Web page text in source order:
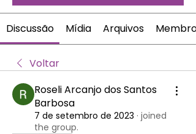
Discussão Mídia Arquivos Membros
Voltar
Roseli Arcanjo dos Santos
Barbosa
7 de setembro de 2023 · joined
the group.